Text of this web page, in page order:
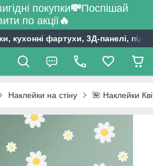
покупки💸Поспішай
по акції🔥
кухонні фартухи, 3Д-панелі,
Наклейки на стіну 🌺 Наклейки